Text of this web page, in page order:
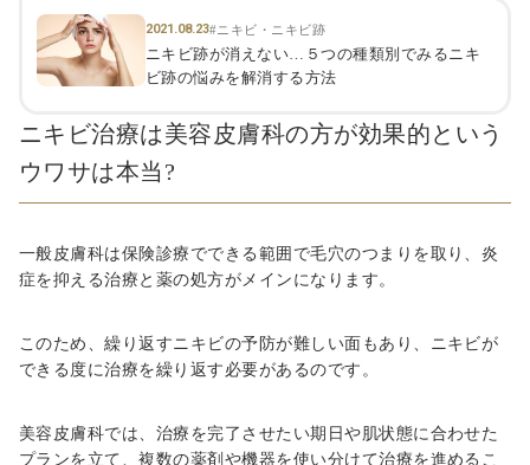
2021.08.23#ニキビ・ニキビ跡
ニキビ跡が消えない…５つの種類別でみるニキ
ビ跡の悩みを解消する方法
ニキビ治療は美容皮膚科の方が効果的という
ウワサは本当?
一般皮膚科は保険診療でできる範囲で毛穴のつまりを取り、炎
症を抑える治療と薬の処方がメインになります。
このため、繰り返すニキビの予防が難しい面もあり、ニキビが
できる度に治療を繰り返す必要があるのです。
美容皮膚科では、治療を完了させたい期日や肌状態に合わせた
プランを立て、複数の薬剤や機器を使い分けて治療を進めるこ